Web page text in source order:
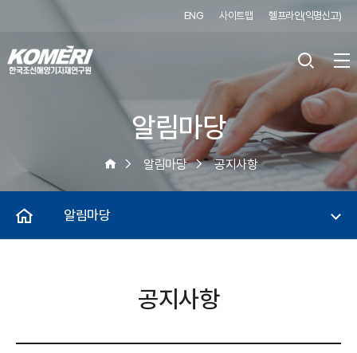
ENG 사이트맵 헬프라인(익명신고)
알림마당
알림마당 공지사항
알림마당
공지사항